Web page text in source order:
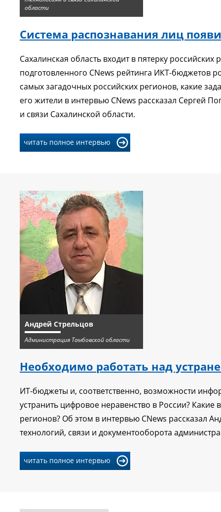
области
Система распознавания лиц
Сахалинская область входит в пятерку
подготовленного CNews рейтинга ИКТ-бюджетов
самых загадочных российских регионов, какие
его жители в интервью CNews рассказал Сергей
и связи Сахалинской области.
читать полное интервью
Андрей Стрельцов
Администрация Тамбовской области
Необходимо работать над
ИТ-бюджеты и, соответственно, возможности
устранить цифровое неравенство в России?
регионов? Об этом в интервью CNews рассказал
технологий, связи и документооборота
читать полное интервью